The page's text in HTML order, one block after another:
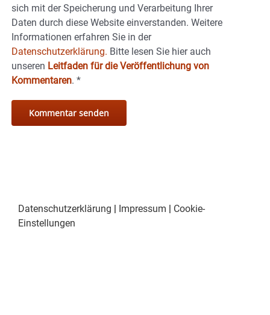
sich mit der Speicherung und Verarbeitung Ihrer
Daten durch diese Website einverstanden. Weitere
Informationen erfahren Sie in der
Datenschutzerklärung. Bitte lesen Sie hier auch
unseren Leitfaden für die Veröffentlichung von
Kommentaren. *
Datenschutzerklärung | Impressum | Cookie-
Einstellungen